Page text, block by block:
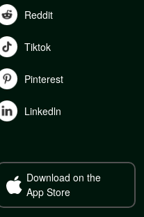
Reddit
Tiktok
Pinterest
Linkedln
Download on the
App Store